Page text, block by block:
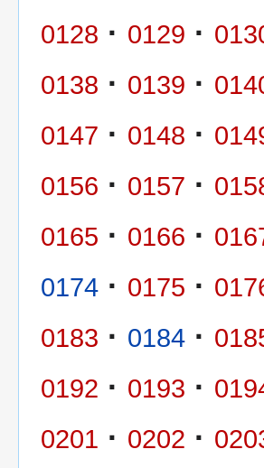
0128 · 0129 ·
0138 · 0139 ·
0147 · 0148 ·
0156 · 0157 ·
0165 · 0166 ·
0174 · 0175 ·
0183 · 0184 ·
0192 · 0193 ·
0201 · 0202 ·